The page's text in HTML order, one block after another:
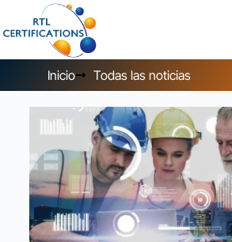
Inicio Todas las noticias